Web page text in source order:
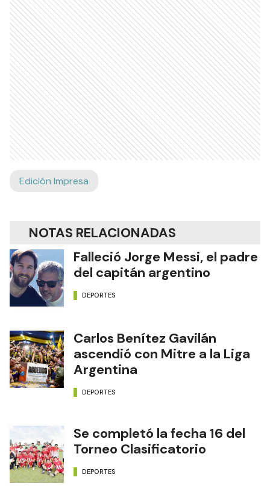
Edición Impresa
NOTAS RELACIONADAS
Falleció Jorge Messi, el padre
del capitán argentino
DEPORTES
Carlos Benítez Gavilán
ascendió con Mitre a la Liga
Argentina
DEPORTES
Se completó la fecha 16 del
Torneo Clasificatorio
DEPORTES